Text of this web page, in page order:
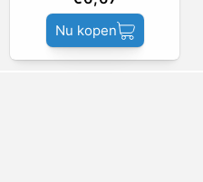
Nu kopen